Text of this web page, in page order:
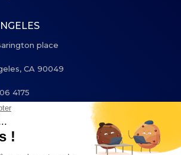
place
CA 90049
4175